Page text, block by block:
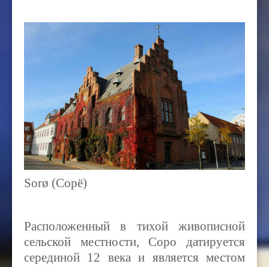
Sorø (Сорё)
Расположенный в тихой живописной
сельской местности, Соро датируется
серединой 12 века и является местом